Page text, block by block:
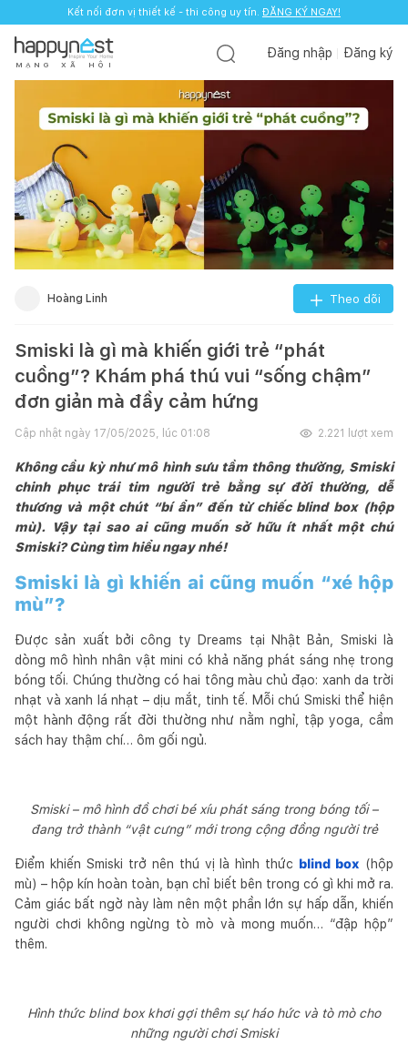
Kết nối đơn vị thiết kế - thi công uy tín. ĐĂNG KÝ NGAY!
M Ạ N G X Ã H Ộ I
Đăng nhập Đăng ký
Hoàng Linh Theo dõi
Smiski là gì mà khiến giới trẻ “phát
cuồng”? Khám phá thú vui “sống chậm”
đơn giản mà đầy cảm hứng
Cập nhật ngày 17/05/2025, lúc 01:08 2.221 lượt xem
Không cầu kỳ như mô hình sưu tầm thông thường, Smiski
chinh phục trái tim người trẻ bằng sự đời thường, dễ
thương và một chút “bí ẩn” đến từ chiếc blind box (hộp
mù). Vậy tại sao ai cũng muốn sở hữu ít nhất một chú
Smiski? Cùng tìm hiểu ngay nhé!
Smiski là gì khiến ai cũng muốn “xé hộp
mù”?
Được sản xuất bởi công ty Dreams tại Nhật Bản, Smiski là
dòng mô hình nhân vật mini có khả năng phát sáng nhẹ trong
bóng tối. Chúng thường có hai tông màu chủ đạo: xanh da trời
nhạt và xanh lá nhạt – dịu mắt, tinh tế. Mỗi chú Smiski thể hiện
một hành động rất đời thường như nằm nghỉ, tập yoga, cầm
sách hay thậm chí… ôm gối ngủ.
Smiski – mô hình đồ chơi bé xíu phát sáng trong bóng tối –
đang trở thành “vật cưng” mới trong cộng đồng người trẻ
Điểm khiến Smiski trở nên thú vị là hình thức blind box (hộp
mù) – hộp kín hoàn toàn, bạn chỉ biết bên trong có gì khi mở ra.
Cảm giác bất ngờ này làm nên một phần lớn sự hấp dẫn, khiến
người chơi không ngừng tò mò và mong muốn… “đập hộp”
thêm.
Hình thức blind box khơi gợi thêm sự háo hức và tò mò cho
những người chơi Smiski